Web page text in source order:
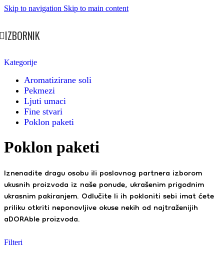
Skip to navigation Skip to main content
IZBORNIK
Kategorije
Aromatizirane soli
Pekmezi
Ljuti umaci
Fine stvari
Poklon paketi
Poklon paketi
Iznenadite dragu osobu ili poslovnog partnera izborom
ukusnih proizvoda iz naše ponude, ukrašenim prigodnim
ukrasnim pakiranjem. Odlučite li ih pokloniti sebi imat ćete
priliku otkriti neponovljive okuse nekih od najtraženijih
aDORAble proizvoda.
Filteri